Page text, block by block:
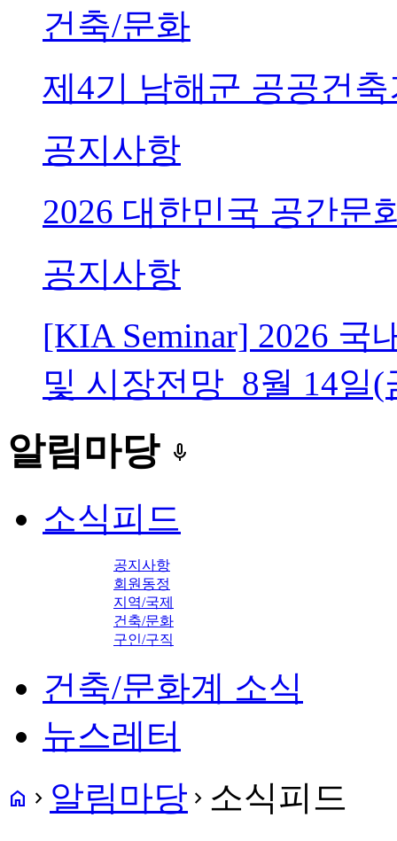
건축/문화
제4기 남해군 공공건
공지사항
2026 대한민국 공간문
공지사항
[KIA Seminar] 2026 국
및 시장전망_8월 14일(
알림마당 keyboard_voice
소식피드
공지사항
회원동정
지역/국제
건축/문화
구인/구직
건축/문화계 소식
뉴스레터
home navigate_next 알림마당 navigate_next 소식피드